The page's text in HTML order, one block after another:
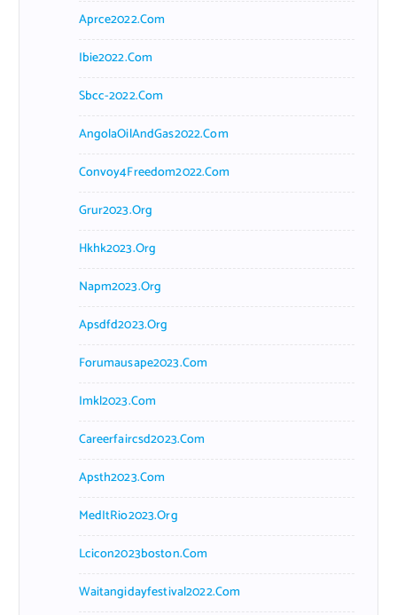
Aprce2022.com
Ibie2022.com
Sbcc-2022.com
AngolaOilAndGas2022.com
Convoy4Freedom2022.com
Grur2023.org
Hkhk2023.org
Napm2023.org
Apsdfd2023.org
Forumausape2023.com
Imkl2023.com
Careerfaircsd2023.com
Apsth2023.com
MedItRio2023.org
Lcicon2023boston.com
Waitangidayfestival2022.com